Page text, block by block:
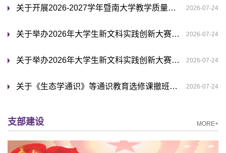
关于开展2026-2027学年暨南大学教学质量与教学改革工程项目申报工作的通知 2026-07-24
关于举办2026年大学生新文科实践创新大赛线上宣讲会的通知 2026-07-24
关于举办2026年大学生新文科实践创新大赛校级选拔赛的通知 2026-07-24
关于《生态学通识》等通识教育选修课撤班的通知 2026-07-24
支部建设 MORE+